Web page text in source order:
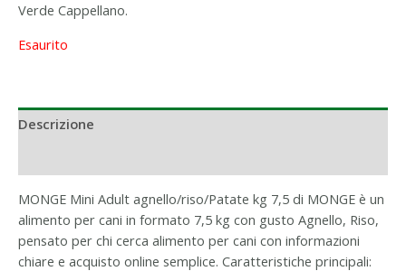
Verde Cappellano.
Esaurito
Descrizione
MONGE Mini Adult agnello/riso/Patate kg 7,5 di MONGE è un
alimento per cani in formato 7,5 kg con gusto Agnello, Riso,
pensato per chi cerca alimento per cani con informazioni
chiare e acquisto online semplice. Caratteristiche principali: